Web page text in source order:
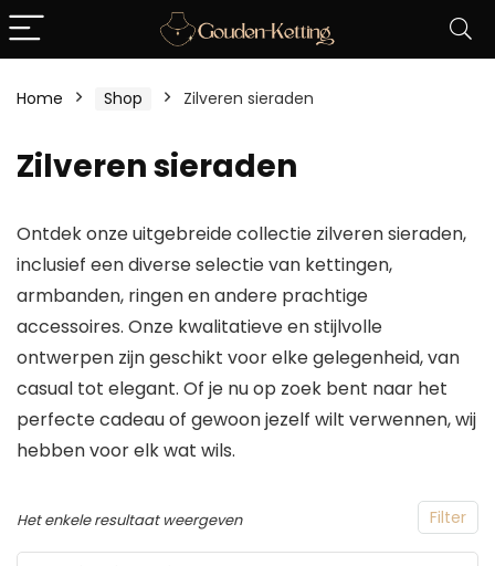
Home Shop Zilveren sieraden
Zilveren sieraden
Ontdek onze uitgebreide collectie zilveren sieraden,
inclusief een diverse selectie van kettingen,
armbanden, ringen en andere prachtige
accessoires. Onze kwalitatieve en stijlvolle
ontwerpen zijn geschikt voor elke gelegenheid, van
casual tot elegant. Of je nu op zoek bent naar het
perfecte cadeau of gewoon jezelf wilt verwennen, wij
hebben voor elk wat wils.
Filter
Het enkele resultaat weergeven